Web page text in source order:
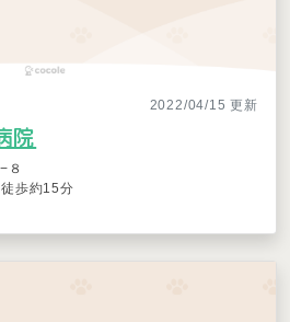
2022/04/15 更新
院
８
歩約15分